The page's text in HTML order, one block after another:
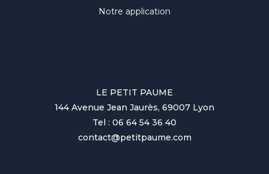
Notre application
LE PETIT PAUME
144 Avenue Jean Jaurès, 69007 Lyon
Tel : 06 64 54 36 40
contact@petitpaume.com